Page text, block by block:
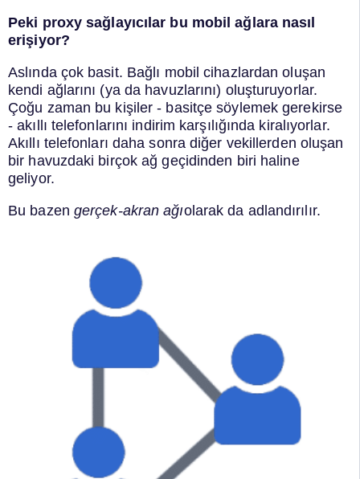
Peki proxy sağlayıcılar bu mobil ağlara nasıl
erişiyor?
Aslında çok basit. Bağlı mobil cihazlardan oluşan
kendi ağlarını (ya da havuzlarını) oluşturuyorlar.
Çoğu zaman bu kişiler - basitçe söylemek gerekirse
- akıllı telefonlarını indirim karşılığında kiralıyorlar.
Akıllı telefonları daha sonra diğer vekillerden oluşan
bir havuzdaki birçok ağ geçidinden biri haline
geliyor.
Bu bazen gerçek-akran ağıolarak da adlandırılır.